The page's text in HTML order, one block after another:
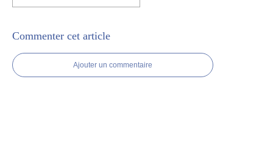
Commenter cet article
Ajouter un commentaire